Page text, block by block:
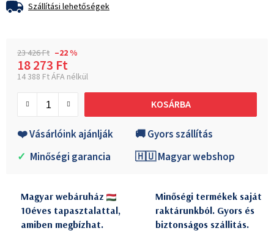
Szállítási lehetőségek
23 426 Ft –22 %
18 273 Ft
14 388 Ft ÁFA nélkül
KOSÁRBA
❤️ Vásárlóink ajánlják
🚚 Gyors szállítás
✓ Minőségi garancia 🇭🇺 Magyar webshop
Magyar webáruház
10éves tapasztalattal,
amiben megbízhat.
Minőségi termékek saját
raktárunkból. Gyors és
biztonságos szállitás.